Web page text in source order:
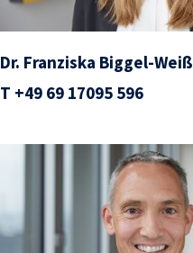
Dr. Franziska Biggel-Weiß
T +49 69 17095 596